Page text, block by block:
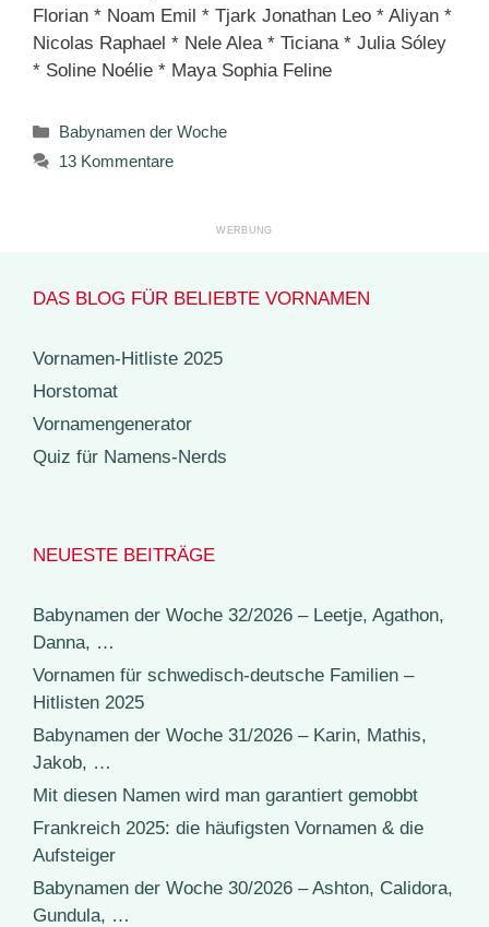
Florian * Noam Emil * Tjark Jonathan Leo * Aliyan *
Nicolas Raphael * Nele Alea * Ticiana * Julia Sóley
* Soline Noélie * Maya Sophia Feline
Kategorien
Babynamen der Woche
13 Kommentare
DAS BLOG FÜR BELIEBTE VORNAMEN
Vornamen-Hitliste 2025
Horstomat
Vornamengenerator
Quiz für Namens-Nerds
NEUESTE BEITRÄGE
Babynamen der Woche 32/2026 – Leetje, Agathon,
Danna, …
Vornamen für schwedisch-deutsche Familien –
Hitlisten 2025
Babynamen der Woche 31/2026 – Karin, Mathis,
Jakob, …
Mit diesen Namen wird man garantiert gemobbt
Frankreich 2025: die häufigsten Vornamen & die
Aufsteiger
Babynamen der Woche 30/2026 – Ashton, Calidora,
Gundula, …